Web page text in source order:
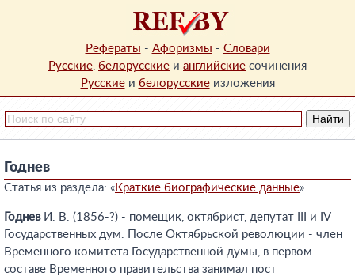
Рефераты - Афоризмы - Словари
Русские, белорусские и английские сочинения
Русскиеи белорусскиеизложения
Годнев
Статья из раздела: «Краткие биографические данные»
ГодневИ. В. (1856-?) - помещик, октябрист, депутат III и IV
Государственных дум. После Октябрьской революции - член
Временного комитета Государственной думы, в первом
составе Временного правительства занимал пост